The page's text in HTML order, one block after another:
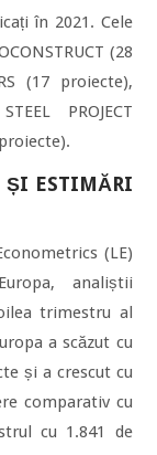
în 2021. Cele
(28
(17 proiecte),
PROJECT
ȘI ESTIMĂRI
(LE)
analiștii
trimestru al
a scăzut cu
și a crescut cu
comparativ cu
cu 1.841 de